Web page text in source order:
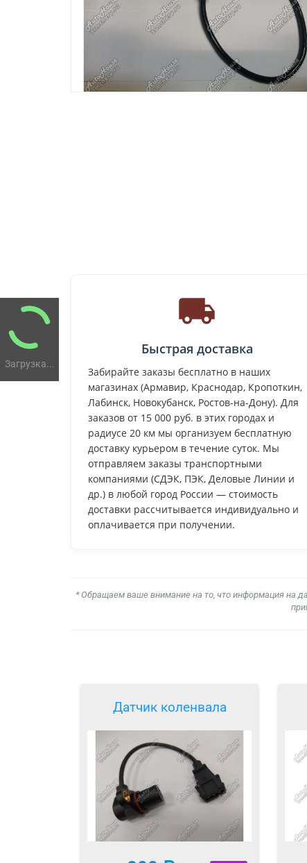
Загрузка...
Быстрая доставка
Забирайте заказы бесплатно в наших
магазинах (Армавир, Краснодар, Кропоткин,
Лабинск, Новокубанск, Ростов-на-Дону). Для
заказов от 15 000 руб. в этих городах и
радиусе 20 км мы организуем бесплатную
доставку курьером в течение суток. Мы
отправляем заказы транспортными
компаниями (СДЭК, ПЭК, Деловые Линии и
др.) в любой город России — стоимость
доставки рассчитывается индивидуально и
оплачивается при получении.
* Обращаем ваше внимание на то, что информация на
Датчик коленвала